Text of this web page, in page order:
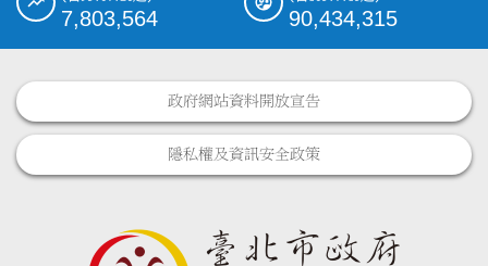
7,803,564 90,434,315
政府網站資料開放宣告
隱私權及資訊安全政策